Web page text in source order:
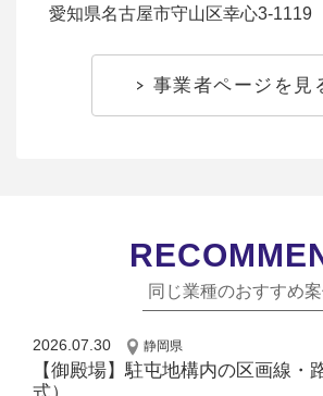
愛知県名古屋市守山区幸心3-1119
事業者ページを見
同じ業種のおすすめ
2026.07.30 静岡県
【御殿場】駐屯地構内の区画線・